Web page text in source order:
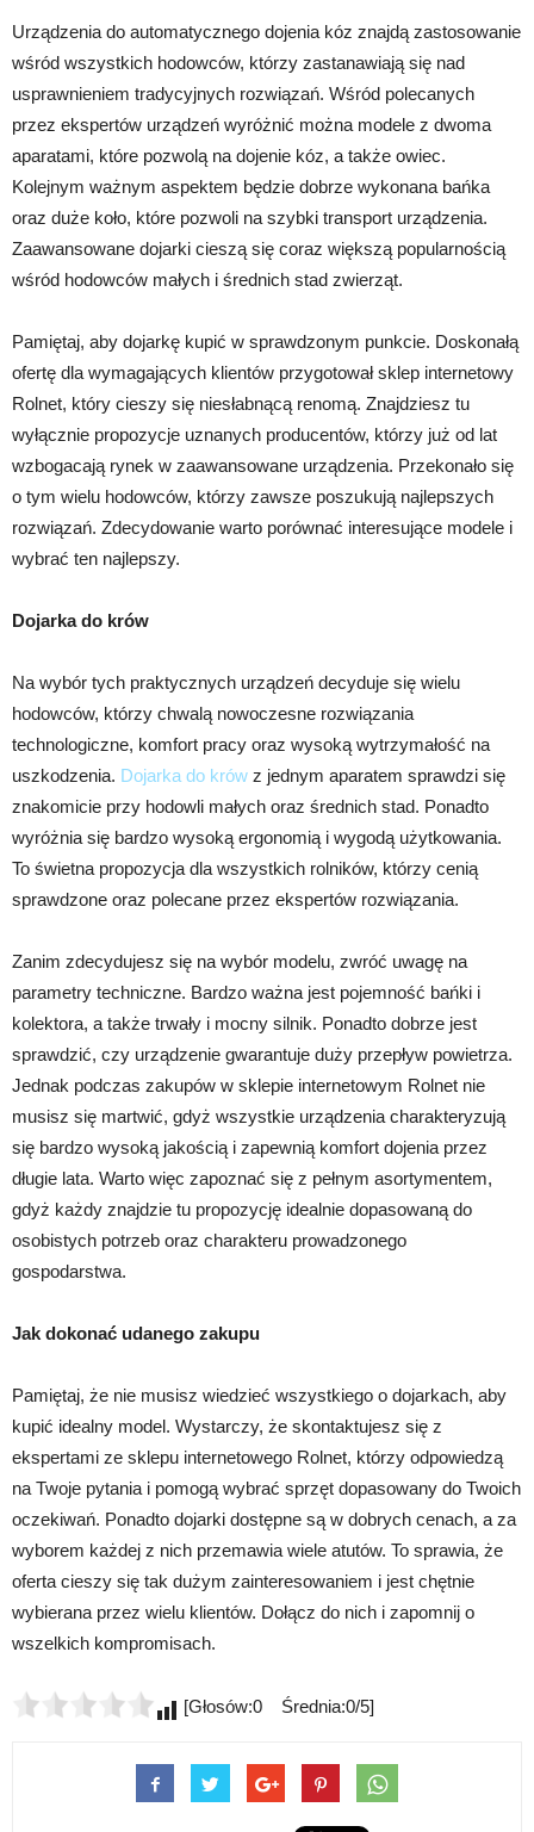
Urządzenia do automatycznego dojenia kóz znajdą zastosowanie
wśród wszystkich hodowców, którzy zastanawiają się nad
usprawnieniem tradycyjnych rozwiązań. Wśród polecanych
przez ekspertów urządzeń wyróżnić można modele z dwoma
aparatami, które pozwolą na dojenie kóz, a także owiec.
Kolejnym ważnym aspektem będzie dobrze wykonana bańka
oraz duże koło, które pozwoli na szybki transport urządzenia.
Zaawansowane dojarki cieszą się coraz większą popularnością
wśród hodowców małych i średnich stad zwierząt.
Pamiętaj, aby dojarkę kupić w sprawdzonym punkcie. Doskonałą
ofertę dla wymagających klientów przygotował sklep internetowy
Rolnet, który cieszy się niesłabnącą renomą. Znajdziesz tu
wyłącznie propozycje uznanych producentów, którzy już od lat
wzbogacają rynek w zaawansowane urządzenia. Przekonało się
o tym wielu hodowców, którzy zawsze poszukują najlepszych
rozwiązań. Zdecydowanie warto porównać interesujące modele i
wybrać ten najlepszy.
Dojarka do krów
Na wybór tych praktycznych urządzeń decyduje się wielu
hodowców, którzy chwalą nowoczesne rozwiązania
technologiczne, komfort pracy oraz wysoką wytrzymałość na
uszkodzenia. Dojarka do krów z jednym aparatem sprawdzi się
znakomicie przy hodowli małych oraz średnich stad. Ponadto
wyróżnia się bardzo wysoką ergonomią i wygodą użytkowania.
To świetna propozycja dla wszystkich rolników, którzy cenią
sprawdzone oraz polecane przez ekspertów rozwiązania.
Zanim zdecydujesz się na wybór modelu, zwróć uwagę na
parametry techniczne. Bardzo ważna jest pojemność bańki i
kolektora, a także trwały i mocny silnik. Ponadto dobrze jest
sprawdzić, czy urządzenie gwarantuje duży przepływ powietrza.
Jednak podczas zakupów w sklepie internetowym Rolnet nie
musisz się martwić, gdyż wszystkie urządzenia charakteryzują
się bardzo wysoką jakością i zapewnią komfort dojenia przez
długie lata. Warto więc zapoznać się z pełnym asortymentem,
gdyż każdy znajdzie tu propozycję idealnie dopasowaną do
osobistych potrzeb oraz charakteru prowadzonego
gospodarstwa.
Jak dokonać udanego zakupu
Pamiętaj, że nie musisz wiedzieć wszystkiego o dojarkach, aby
kupić idealny model. Wystarczy, że skontaktujesz się z
ekspertami ze sklepu internetowego Rolnet, którzy odpowiedzą
na Twoje pytania i pomogą wybrać sprzęt dopasowany do Twoich
oczekiwań. Ponadto dojarki dostępne są w dobrych cenach, a za
wyborem każdej z nich przemawia wiele atutów. To sprawia, że
oferta cieszy się tak dużym zainteresowaniem i jest chętnie
wybierana przez wielu klientów. Dołącz do nich i zapomnij o
wszelkich kompromisach.
[Głosów:0 Średnia:0/5]